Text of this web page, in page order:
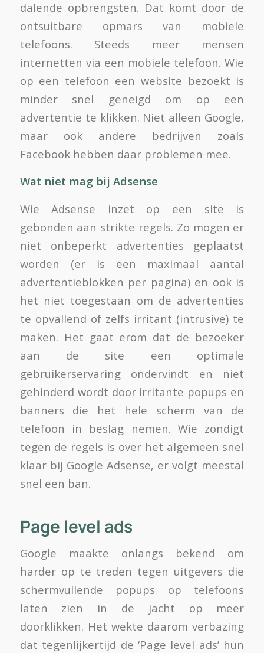
dalende opbrengsten. Dat komt door de
ontsuitbare opmars van mobiele
telefoons. Steeds meer mensen
internetten via een mobiele telefoon. Wie
op een telefoon een website bezoekt is
minder snel geneigd om op een
advertentie te klikken. Niet alleen Google,
maar ook andere bedrijven zoals
Facebook hebben daar problemen mee.
Wat niet mag bij Adsense
Wie Adsense inzet op een site is
gebonden aan strikte regels. Zo mogen er
niet onbeperkt advertenties geplaatst
worden (er is een maximaal aantal
advertentieblokken per pagina) en ook is
het niet toegestaan om de advertenties
te opvallend of zelfs irritant (intrusive) te
maken. Het gaat erom dat de bezoeker
aan de site een optimale
gebruikerservaring ondervindt en niet
gehinderd wordt door irritante popups en
banners die het hele scherm van de
telefoon in beslag nemen. Wie zondigt
tegen de regels is over het algemeen snel
klaar bij Google Adsense, er volgt meestal
snel een ban.
Page level ads
Google maakte onlangs bekend om
harder op te treden tegen uitgevers die
schermvullende popups op telefoons
laten zien in de jacht op meer
doorklikken. Het wekte daarom verbazing
dat tegenlijkertijd de ‘Page level ads’ hun